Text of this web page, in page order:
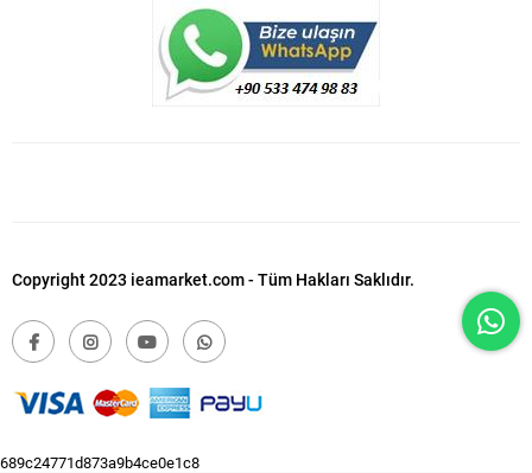
Copyright 2023 ieamarket.com - Tüm Hakları Saklıdır.
689c24771d873a9b4ce0e1c8